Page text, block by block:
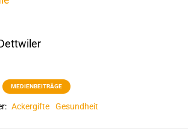
MEDIENBEITRÄGE
Ackergifte Gesundheit